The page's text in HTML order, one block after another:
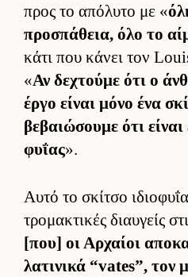
προς το απόλυτο με «
προσπάθεια, όλο το
κάτι που κάνει τον
«Αν δεχτούμε ότι ο
έργο εί­ναι μόνο ένα
βεβαιώσουμε ότι
φυΐας».
Αυτό το σκίτσο
τρομακτικές διαυ­γείς
[που] οι Αρ­χαίοι
λατινικά “vates”, τον